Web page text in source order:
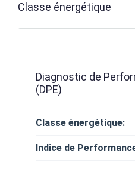
Classe énergétique
Diagnostic de
(DPE)
Classe énergétique:
Indice de